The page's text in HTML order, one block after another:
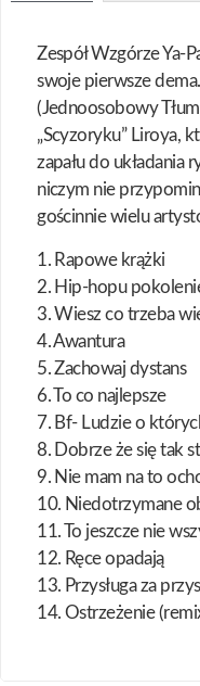
Zespół Wzgórze
swoje pierwsze
(Jednoosobowy
„Scyzoryku” Liroya,
zapału do układania
niczym nie
gościnnie wielu
1. Rapowe krążki
2. Hip-hopu
3. Wiesz co trzeba
4. Awantura
5. Zachowaj dystans
6. To co najlepsze
7. Bf- Ludzie o
8. Dobrze że się tak
9. Nie mam na to
10. Niedotrzymane
11. To jeszcze nie
12. Ręce opadają
13. Przysługa za
14. Ostrzeżenie